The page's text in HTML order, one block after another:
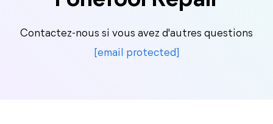
Contactez-nous si vous avez d'autres questions
[email protected]